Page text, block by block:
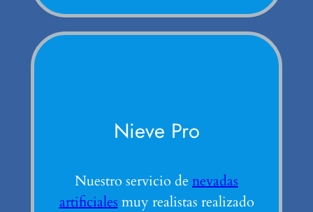
Nieve Pro
Nuestro servicio de nevadas
artificiales muy realistas realizado